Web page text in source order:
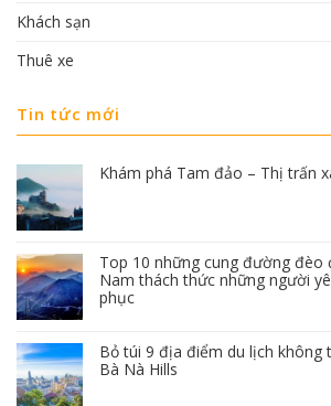
Khách sạn
Thuê xe
Tin tức mới
Khám phá Tam đảo – Thị trấn
Top 10 những cung đường đèo
Nam thách thức những người
phục
Bỏ túi 9 địa điểm du lịch không
Bà Nà Hills